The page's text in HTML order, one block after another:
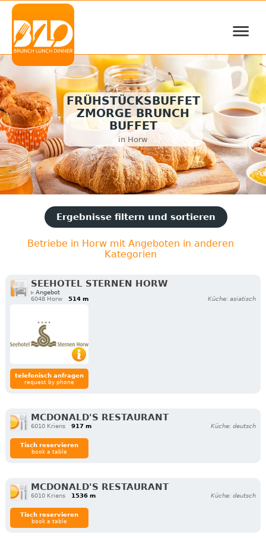
≡
FRÜHSTÜCKSBUFFET
ZMORGE BRUNCH
BUFFET
in Horw
Ergebnisse filtern und sortieren
Betriebe in Horw mit Angeboten in anderen
Kategorien
SEEHOTEL STERNEN HORW
▹ Angebot
6048 Horw
514 m Küche: asiatisch
telefonisch anfragen
request by phone
MCDONALD'S RESTAURANT
6010 Kriens 917 m Küche: deutsch
Tisch reservieren
book a table
MCDONALD'S RESTAURANT
6010 Kriens 1536 m Küche: deutsch
Tisch reservieren
book a table